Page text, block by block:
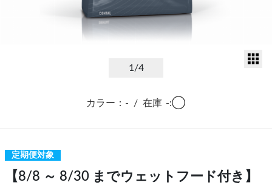
1/4
カラー：- / 在庫 -:◯
定期便対象
【8/8 ～ 8/30 までウェットフード付き】